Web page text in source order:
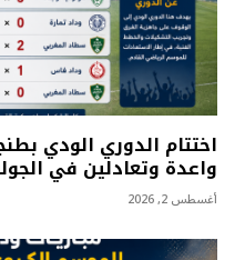
اختتام الدوري الودي
واعدة وتعادلين في
أغسطس 2, 2026